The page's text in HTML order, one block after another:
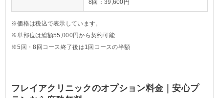
8回：39,600円
※価格は税込で表示しています。
※単部位は総額55,000円から契約可能
※5回・8回コース終了後は1回コースの半額
フレイアクリニックのオプション料金｜安心プ